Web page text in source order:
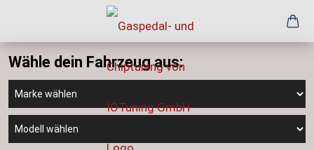
Wähle dein Fahrzeug aus: